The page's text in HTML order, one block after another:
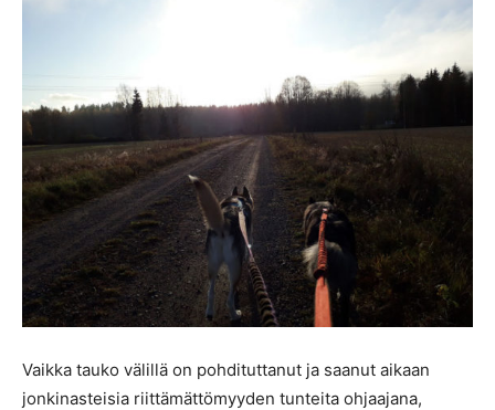
Vaikka tauko välillä on pohdituttanut ja saanut aikaan
jonkinasteisia riittämättömyyden tunteita ohjaajana,